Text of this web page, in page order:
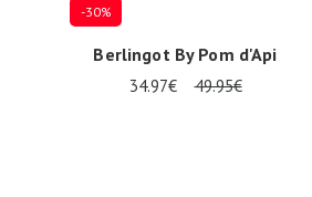
-30%
Berlingot By Pom d'Api
34.97€ 49.95€